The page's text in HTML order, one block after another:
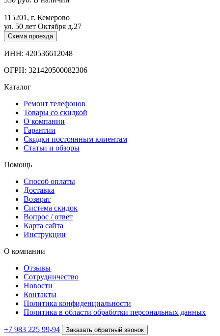
115201, г. Кемерово
ул. 50 лет Октября д.27
Схема проезда
ИНН: 420536612048
ОГРН: 321420500082306
Каталог
Ремонт телефонов
Товары со скидкой
О компании
Гарантии
Скидки постоянным клиентам
Статьи и обзоры
Помощь
Способ оплаты
Доставка
Возврат
Система скидок
Вопрос / ответ
Карта сайта
Инструкции
О компании
Отзывы
Сотрудничество
Новости
Контакты
Политика конфиденциальности
Политика в области обработки персональных данных
+7 983 225 99-94 Заказать обратный звонок